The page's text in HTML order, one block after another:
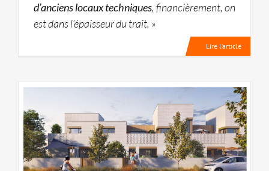
d’anciens locaux techniques, financièrement, on
est dans l’épaisseur du trait. »
Lire l’article